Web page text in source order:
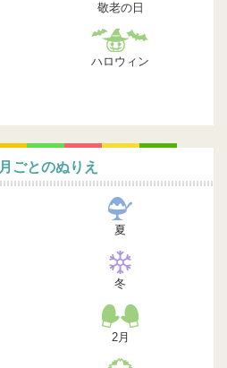
敬老の日
ハロウィン
ごとのぬりえ
夏
冬
2月